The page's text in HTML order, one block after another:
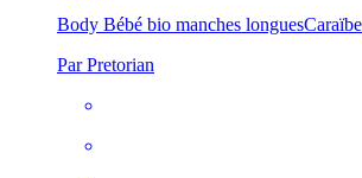
Body Bébé bio manches longues
Par Pretorian